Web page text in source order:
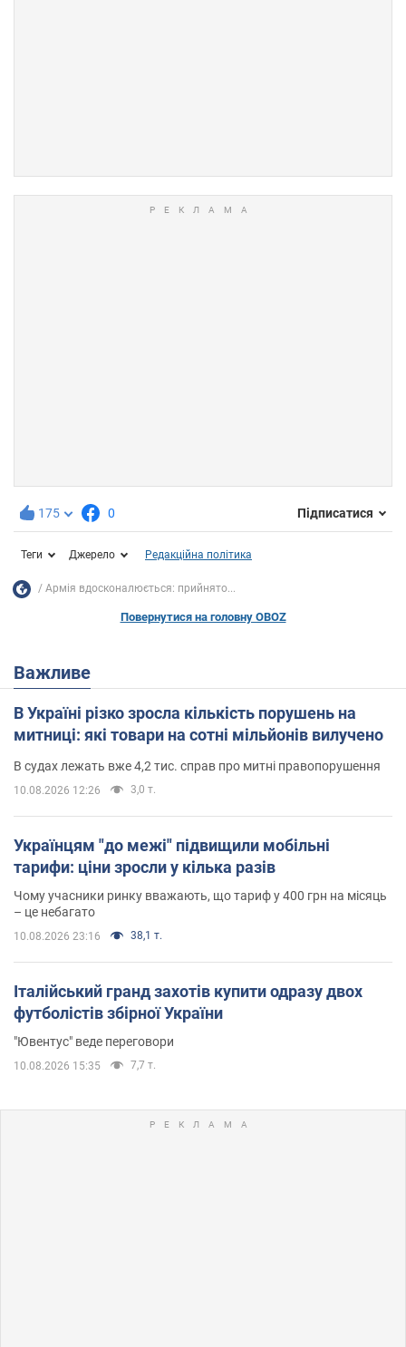
175 0 Підписатися
Теги Джерело Редакційна політика
Армія вдосконалюється: прийнято...
Повернутися на головну OBOZ
Важливе
В Україні різко зросла кількість порушень на
митниці: які товари на сотні мільйонів вилучено
В судах лежать вже 4,2 тис. справ про митні правопорушення
10.08.2026 12:26 3,0 т.
Українцям "до межі" підвищили мобільні
тарифи: ціни зросли у кілька разів
Чому учасники ринку вважають, що тариф у 400 грн на місяць
– це небагато
10.08.2026 23:16 38,1 т.
Італійський гранд захотів купити одразу двох
футболістів збірної України
"Ювентус" веде переговори
10.08.2026 15:35 7,7 т.